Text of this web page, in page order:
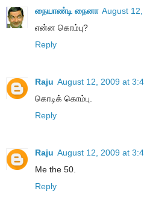
நையாண்டி நைனா August
என்ன கொம்பு?
Reply
Raju August 12, 2009 at
கொடிக் கொம்பு.
Reply
Raju August 12, 2009 at
Me the 50.
Reply